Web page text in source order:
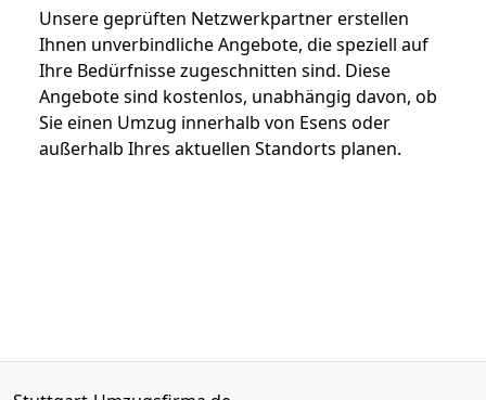
Unsere geprüften Netzwerkpartner erstellen
Ihnen unverbindliche Angebote, die speziell auf
Ihre Bedürfnisse zugeschnitten sind. Diese
Angebote sind kostenlos, unabhängig davon, ob
Sie einen Umzug innerhalb von Esens oder
außerhalb Ihres aktuellen Standorts planen.